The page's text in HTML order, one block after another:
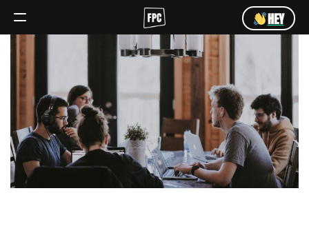
HEY
Team
HEY